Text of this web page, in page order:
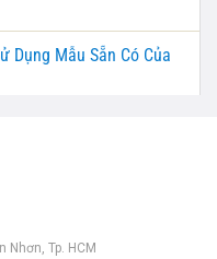
Dụng Mẫu Sẵn Có Của
Nhơn, Tp. HCM